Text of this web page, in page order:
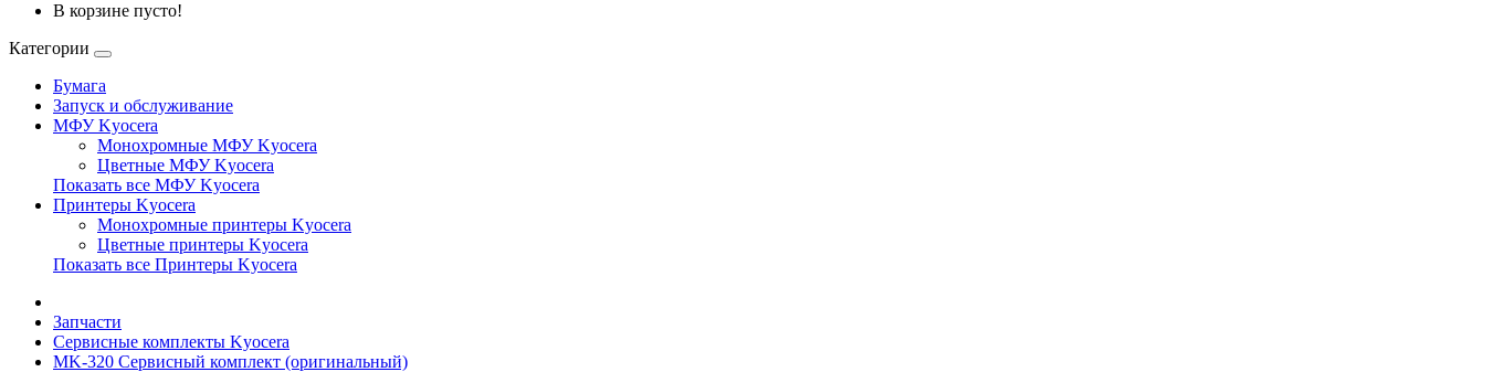
В корзине пусто!
Категории
Бумага
Запуск и обслуживание
МФУ Kyocera
Монохромные МФУ Kyocera
Цветные МФУ Kyocera
Показать все МФУ Kyocera
Принтеры Kyocera
Монохромные принтеры Kyocera
Цветные принтеры Kyocera
Показать все Принтеры Kyocera
Запчасти
Сервисные комплекты Kyocera
MK-320 Сервисный комплект (оригинальный)